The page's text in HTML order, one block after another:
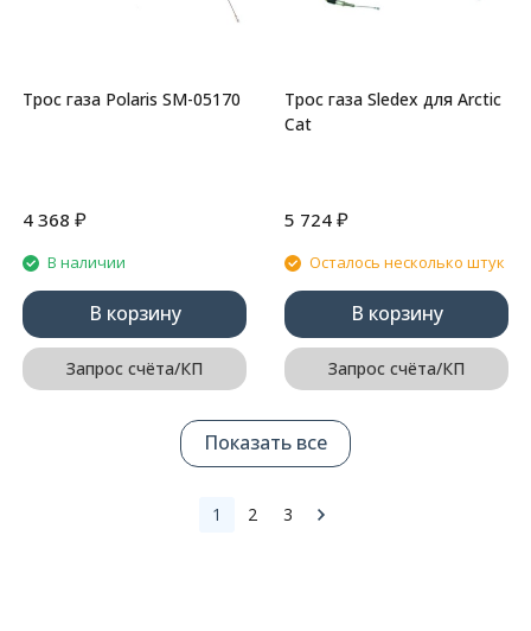
Трос газа Polaris SM-05170
4 368 ₽
В наличии
В корзину
Запрос счёта/КП
Трос газа Sledex для Arctic
Cat
5 724 ₽
Осталось несколько штук
В корзину
Запрос счёта/КП
Показать все
1 2 3